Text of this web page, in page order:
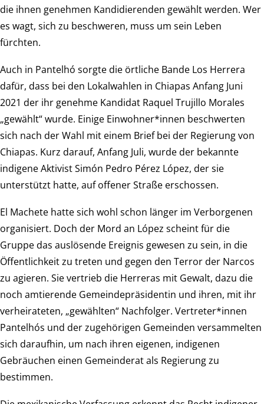
die ihnen genehmen Kandidierenden gewählt werden. Wer
es wagt, sich zu beschweren, muss um sein Leben
fürchten.
Auch in Pantelhó sorgte die örtliche Bande Los Herrera
dafür, dass bei den Lokalwahlen in Chiapas Anfang Juni
2021 der ihr genehme Kandidat Raquel Trujillo Morales
„gewählt“ wurde. Einige Einwohner*innen beschwerten
sich nach der Wahl mit einem Brief bei der Regierung von
Chiapas. Kurz darauf, Anfang Juli, wurde der bekannte
indigene Aktivist Simón Pedro Pérez López, der sie
unterstützt hatte, auf offener Straße erschossen.
El Machete hatte sich wohl schon länger im Verborgenen
organisiert. Doch der Mord an López scheint für die
Gruppe das auslösende Ereignis gewesen zu sein, in die
Öffentlichkeit zu treten und gegen den Terror der Narcos
zu agieren. Sie vertrieb die Herreras mit Gewalt, dazu die
noch amtierende Gemeindepräsidentin und ihren, mit ihr
verheirateten, „gewählten“ Nachfolger. Vertreter*innen
Pantelhós und der zugehörigen Gemeinden versammelten
sich daraufhin, um nach ihren eigenen, indigenen
Gebräuchen einen Gemeinderat als Regierung zu
bestimmen.